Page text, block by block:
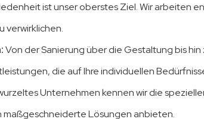
ist unser oberstes Ziel. Wir arbeiten
verwirklichen.
Von der Sanierung über die Gestaltung bis
die auf Ihre individuellen
Unternehmen kennen wir die
maßgeschneiderte Lösungen anbieten.